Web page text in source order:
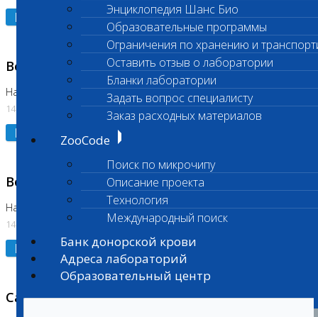
Энциклопедия Шанс Био
Образовательные программы
Ограничения по хранению и
Оставить отзыв о лаборатории
Бланки лаборатории
Задать вопрос специалисту
Заказ расходных материалов
ZooCode
Поиск по микрочипу
Описание проекта
Технология
Международный поиск
Банк донорской крови
Адреса лабораторий
Образовательный центр
Подробнее
Возобновлено выполнение исследования
На Нагорной (Код 961, 962)
14.07.2026
Подробнее
Возобновлено выполнение исследования
На Нагорной (Код 157)
14.07.2026
Подробнее
Санитарный день